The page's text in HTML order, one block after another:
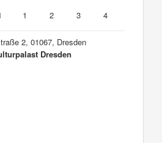
1 2 3 4
2, 01067, Dresden
Dresden